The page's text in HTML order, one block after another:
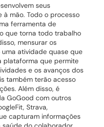
seus
à mão. Todo o processo
ferramenta de
que torna todo trabalho
mensurar os
atividade quase que
plataforma que permite
e os avanços dos
também terão acesso
Além disso, é
GoGood com outros
Strava,
capturam informações